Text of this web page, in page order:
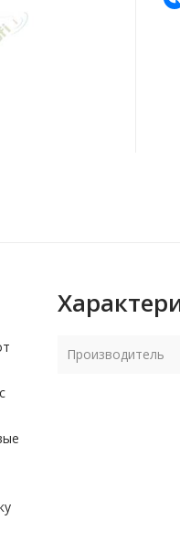
Производитель